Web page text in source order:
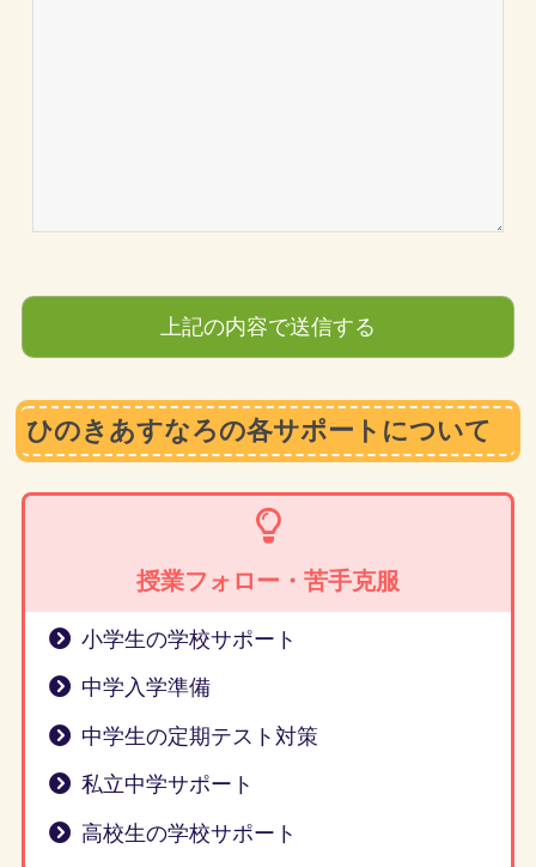
ひのきあすなろの各サポートについて
授業フォロー・苦手克服
小学生の学校サポート
中学入学準備
中学生の定期テスト対策
私立中学サポート
高校生の学校サポート